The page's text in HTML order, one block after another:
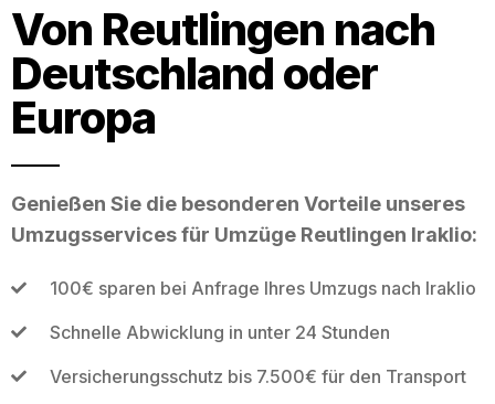
Von Reutlingen nach
Deutschland oder
Europa
Genießen Sie die besonderen Vorteile unseres
Umzugsservices für Umzüge Reutlingen Iraklio:
100€ sparen bei Anfrage Ihres Umzugs nach Iraklio
Schnelle Abwicklung in unter 24 Stunden
Versicherungsschutz bis 7.500€ für den Transport